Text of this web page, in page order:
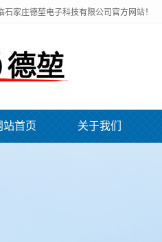
石家庄德堃电子科技有限公司官方网站！
站首页 关于我们